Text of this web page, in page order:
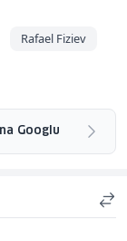
Rafael Fiziev
Googlu